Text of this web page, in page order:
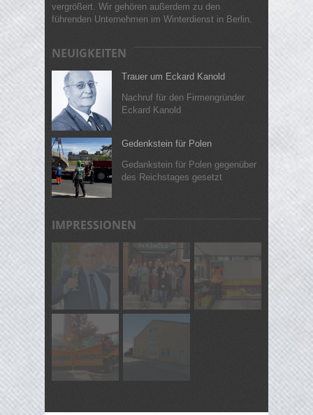
vergrößert. Wir gehören außerdem zu den
führenden Unternehmen im Winterdienst in Berlin.
NEUIGKEITEN
Trauer um Eckard Kanold
Nachruf für den Firmengründer
Eckard Kanold
Gedenkstein für Polen
Gedankstein für Polen gegenüber
des Reichstages gesetzt
IMPRESSIONEN